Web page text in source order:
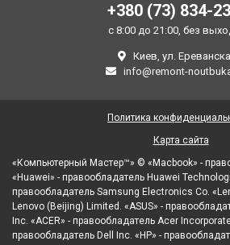
+380 (73) 834-
с 8:00 до 21:00, без
Киев, ул.
info@remont-
«Компьютерный Мастер™» © «Macbook» -
«Huawei» - правообладатель Huawei
правообладатель Samsung Electronics Co.
Lenovo (Beijing) Limited. «ASUS» -
Inc. «ACER» - правообладатель Acer
правообладатель Dell Inc. «HP» -
Политика
Карта сайта